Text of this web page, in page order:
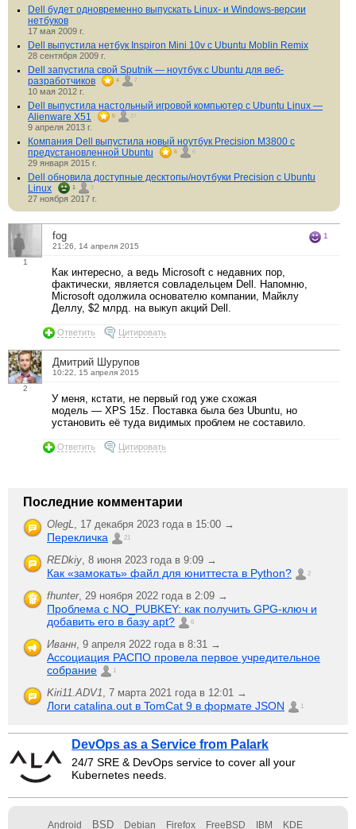
Dell будет одновременно выпускать Linux- и Windows-версии
нетбуков
17 мая 2009 г.
Dell выпустила нетбук Inspiron Mini 10v с Ubuntu Moblin Remix
28 сентября 2009 г.
Dell запустила свой Sputnik — ноутбук с Ubuntu для веб-
разработчиков
4 7
10 мая 2012 г.
Dell выпустила настольный игровой компьютер с Ubuntu Linux —
Alienware X51
5 27
9 апреля 2013 г.
Компания Dell выпустила новый ноутбук Precision M3800 с
предустановленной Ubuntu
6 6
29 января 2015 г.
Dell обновила доступные десктопы/ноутбуки Precision с Ubuntu
Linux
1 3
27 ноября 2017 г.
1
fog
21:26, 14 апреля 2015
1
Как интересно, а ведь Microsoft с недавних пор,
фактически, является совладельцем Dell. Напомню,
Microsoft одолжила основателю компании, Майклу
Деллу, $2 млрд. на выкуп акций Dell.
Ответить Цитировать
2
Дмитрий Шурупов
10:22, 15 апреля 2015
У меня, кстати, не первый год уже схожая
модель — XPS 15z. Поставка была без Ubuntu, но
установить её туда видимых проблем не составило.
Ответить Цитировать
Последние комментарии
OlegL 17 декабря 2023 года в 15:00 →
Перекличка 21
REDkiy 8 июня 2023 года в 9:09 →
Как «замокать» файл для юниттеста в Python? 2
fhunter, 29 ноября 2022 года в 2:09 →
Проблема с NO_PUBKEY: как получить GPG-ключ и
добавить его в базу apt?
6
Иванн 9 апреля 2022 года в 8:31 →
Ассоциация РАСПО провела первое учредительное
собрание
1
Kiri11.ADV1 7 марта 2021 года в 12:01 →
Логи catalina.out в TomCat 9 в формате JSON 1
DevOps as a Service from Palark
24/7 SRE & DevOps service to cover all your
Kubernetes needs.
Android BSD Debian Firefox FreeBSD IBM KDE